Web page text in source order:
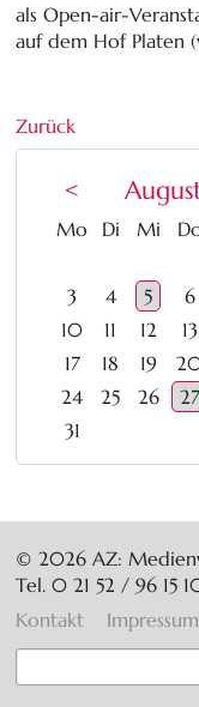
als Open-air-
auf dem Hof Platen
Zurück
<
Mo ntag
Dienstag
Mi
3
4 5 6
10
11 12 13
17
18 19
24
25 26 27
31
© 2026 AZ:
Tel. 0 21 52 / 96 15
Navigation
überspringen
Kontakt Impressum